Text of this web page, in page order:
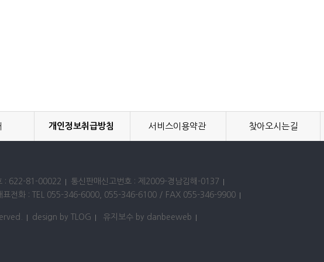
개인정보취급방침 서비스이용약관 찾아오시는길
: 622-81-00022
통신판매신고번호 : 제2009-경남김해-0137
표전화 : TEL 055-346-6000, 055-346-6100 / FAX 055-346-9900
design by TLOG 유지보수 by danbeeweb